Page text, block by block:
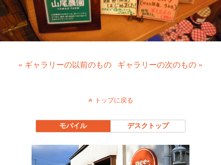
« ギャラリーの以前のもの ギャラリーの次のもの »
トップに戻る
モバイル デスクトップ